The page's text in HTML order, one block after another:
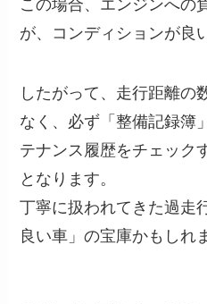
この場合、エンジンへの
が、コンディションが良
したがって、走行距離の
なく、必ず「整備記録簿
テナンス履歴をチェック
となります。
丁寧に扱われてきた過走
良い車」の宝庫かもしれ